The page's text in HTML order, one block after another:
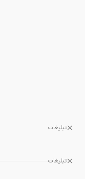
تبلیغات
تبلیغات